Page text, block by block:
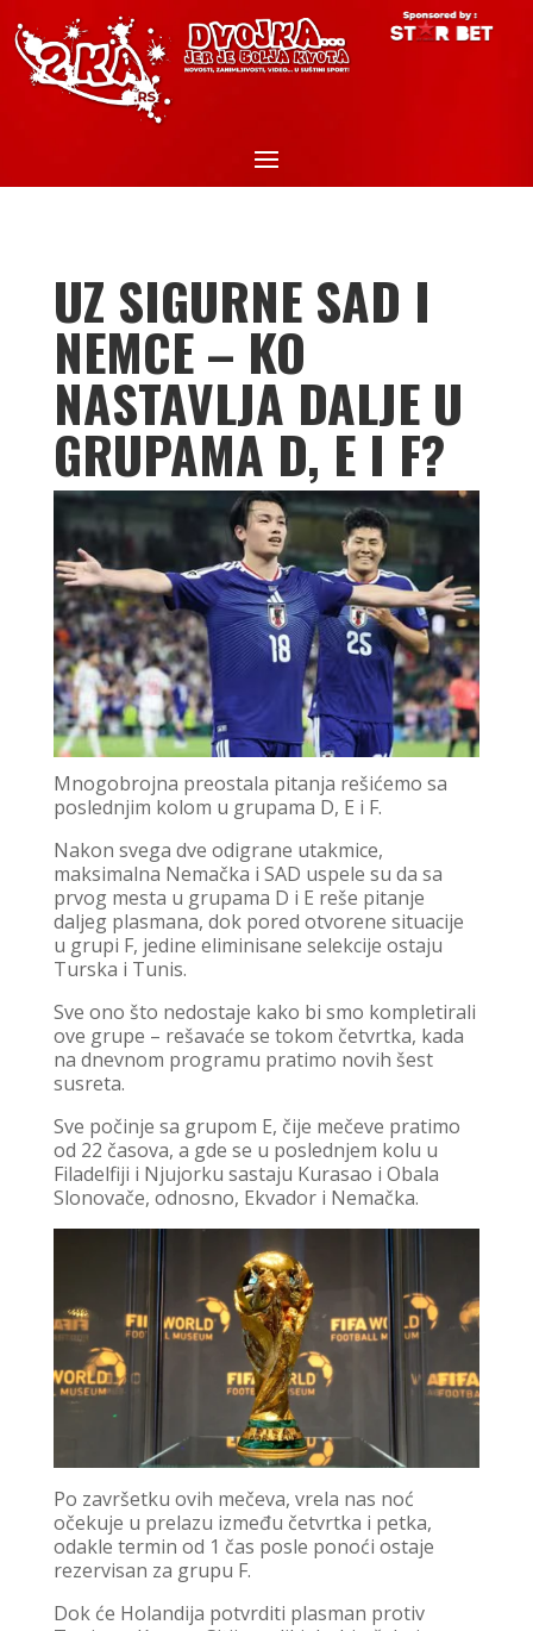
UZ SIGURNE SAD I
NEMCE – KO
NASTAVLJA DALJE U
GRUPAMA D, E I F?
Mnogobrojna preostala pitanja rešićemo sa
poslednjim kolom u grupama D, E i F.
Nakon svega dve odigrane utakmice,
maksimalna Nemačka i SAD uspele su da sa
prvog mesta u grupama D i E reše pitanje
daljeg plasmana, dok pored otvorene situacije
u grupi F, jedine eliminisane selekcije ostaju
Turska i Tunis.
Sve ono što nedostaje kako bi smo kompletirali
ove grupe – rešavaće se tokom četvrtka, kada
na dnevnom programu pratimo novih šest
susreta.
Sve počinje sa grupom E, čije mečeve pratimo
od 22 časova, a gde se u poslednjem kolu u
Filadelfiji i Njujorku sastaju Kurasao i Obala
Slonovače, odnosno, Ekvador i Nemačka.
Po završetku ovih mečeva, vrela nas noć
očekuje u prelazu između četvrtka i petka,
odakle termin od 1 čas posle ponoći ostaje
rezervisan za grupu F.
Dok će Holandija potvrditi plasman protiv